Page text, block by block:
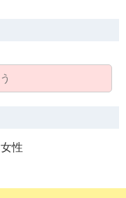
女性